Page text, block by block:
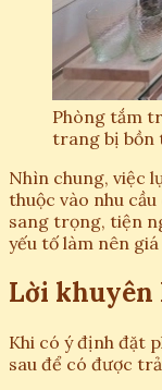
Phòng tắm
trang bị bồn
Nhìn chung, việc
thuộc vào nhu
sang trọng, tiện
yếu tố làm nên
Lời khuyên
Khi có ý định đặt
sau để có được